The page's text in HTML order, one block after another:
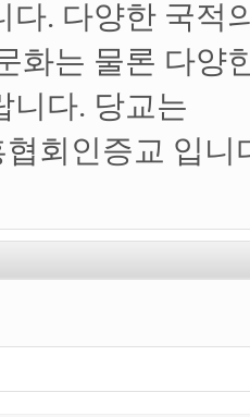
다. 다양한 국적
화는 물론 다양
니다. 당교는
회인증교 입니